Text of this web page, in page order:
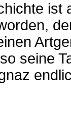
ist
seine